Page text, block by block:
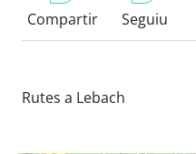
Compartir Seguiu
Rutes a Lebach